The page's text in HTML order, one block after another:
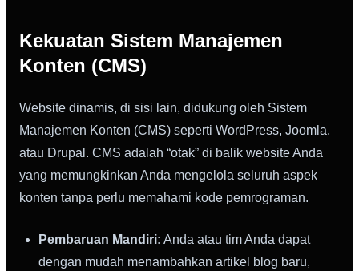
Kekuatan Sistem Manajemen
Konten (CMS)
Website dinamis, di sisi lain, didukung oleh Sistem
Manajemen Konten (CMS) seperti WordPress, Joomla,
atau Drupal. CMS adalah “otak” di balik website Anda
yang memungkinkan Anda mengelola seluruh aspek
konten tanpa perlu memahami kode pemrograman.
Pembaruan Mandiri: Anda atau tim Anda dapat
dengan mudah menambahkan artikel blog baru,